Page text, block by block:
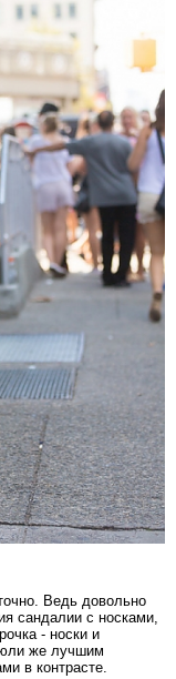
Ведь довольно
сандалии с носками,
- носки и
же лучшим
в контрасте.